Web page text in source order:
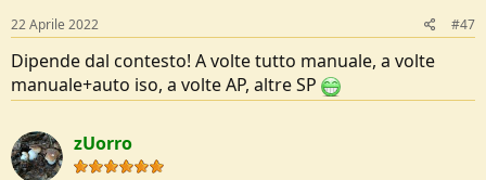
s
:
22 Aprile 2022 #47
Dipende dal contesto! A volte tutto manuale, a volte
manuale+auto iso, a volte AP, altre SP
zUorro